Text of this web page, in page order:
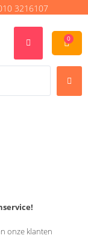
3216107
0
onze klanten